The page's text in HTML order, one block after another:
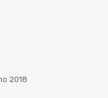
2018